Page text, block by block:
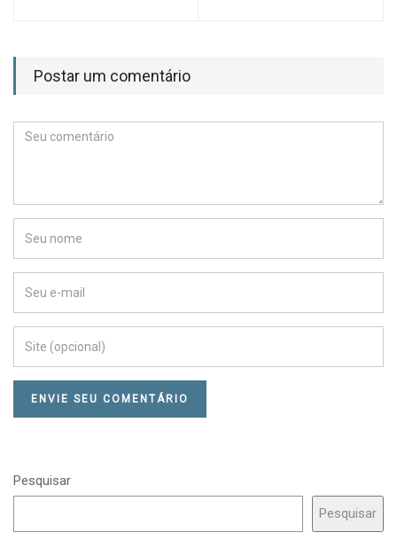
Postar um comentário
Pesquisar
Pesquisar